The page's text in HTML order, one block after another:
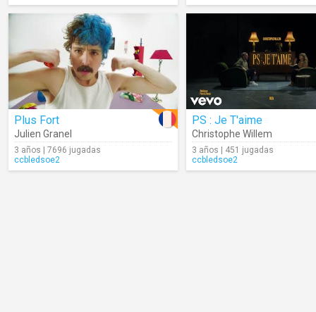
Plus Fort
Julien Granel
3 años | 7696 jugadas
ccbledsoe2
PS : Je T'aime
Christophe Willem
3 años | 451 jugadas
ccbledsoe2